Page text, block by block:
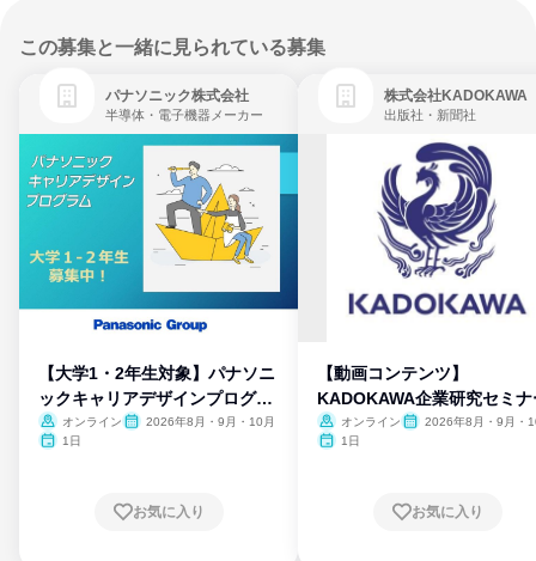
この募集と一緒に見られている募集
パナソニック株式会社
半導体・電子機器メーカー
【大学1・2年生対象】パナソニ
ックキャリアデザインプログラ
ム
オンライン
2026年8月・9月・10月
1日
お気に入り
株式会社KADOKAWA
出版社・新聞社
【動画コンテンツ】
KADOKAWA企業研究セミナ
オンライン
2026年8月・9月・
1日
お気に入り